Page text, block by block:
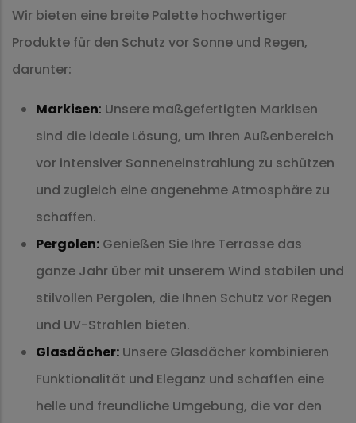
Wir bieten eine breite Palette hochwertiger
Produkte für den Schutz vor Sonne und Regen,
darunter:
Markisen: Unsere maßgefertigten Markisen
sind die ideale Lösung, um Ihren Außenbereich
vor intensiver Sonneneinstrahlung zu schützen
und zugleich eine angenehme Atmosphäre zu
schaffen.
Pergolen: Genießen Sie Ihre Terrasse das
ganze Jahr über mit unserem Wind stabilen und
stilvollen Pergolen, die Ihnen Schutz vor Regen
und UV-Strahlen bieten.
Glasdächer: Unsere Glasdächer kombinieren
Funktionalität und Eleganz und schaffen eine
helle und freundliche Umgebung, die vor den